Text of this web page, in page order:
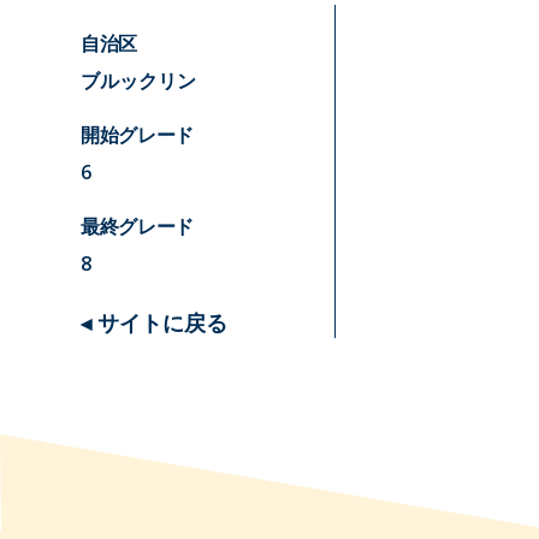
自治区
ブルックリン
開始グレード
6
最終グレード
8
◂ サイトに戻る